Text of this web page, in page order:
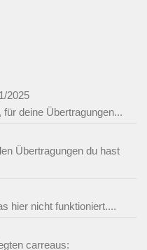
2025
deine Übertragungen...
Übertragungen du hast
hier nicht funktioniert....
carreaus: